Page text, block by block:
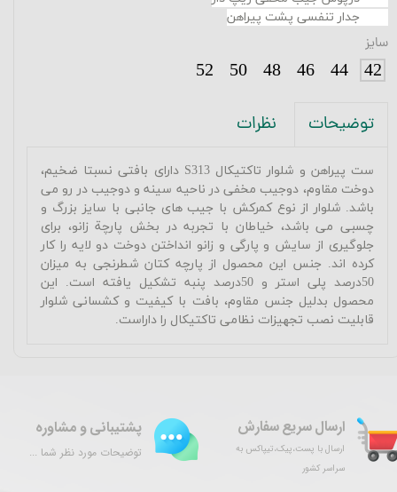
جدار تنفسی پشت پیراهن
سایز
42
44
46
48
50
52
توضیحات نظرات
ست پیراهن و شلوار تاکتیکال S313دارای بافتی نسبتا ضخیم،
دوخت مقاوم، دوجیب مخفی در ناحیه سینه و دوجیب در رو می
باشد. شلوار از نوع کمرکش با جیب های جانبی با سایز بزرگ و
چسبی می باشد، خیاطان با تجربه در بخش پارچة زانو، برای
جلوگیری از سایش و پارگی و زانو انداختن دوخت دو لایه را کار
کرده اند. جنس این محصول از پارچه کتان شطرنجی به میزان
50درصد پلی استر و 50درصد پنبه تشکیل یافته است. این
محصول بدلیل جنس مقاوم، بافت با کیفیت و کشسانی شلوار
قابلیت نصب تجهیزات نظامی تاکتیکال را داراست.
ارسال سریع سفارش
ارسال با پست،پیک،تیپاکس به
سراسر کشور
پشتیبانی و مشاوره
توضیحات مورد نظر شما ...